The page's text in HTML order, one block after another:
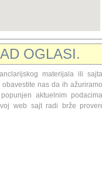
OGLASI.
materijala ili
nas da ih
aktuelnim
web sajt radi brže